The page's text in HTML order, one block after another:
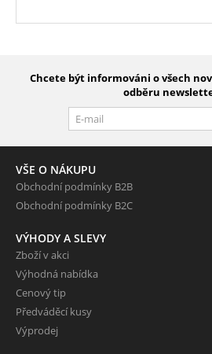
Chcete být informováni o všech
odběru
VŠE O NÁKUPU
Obchodní podmínky B2B
Obchodní podmínky B2C
VÝHODY A SLEVY
Zboží v akci
Výhodná nabídka
Cenový tip
Předváděcí kusy
Výprodej